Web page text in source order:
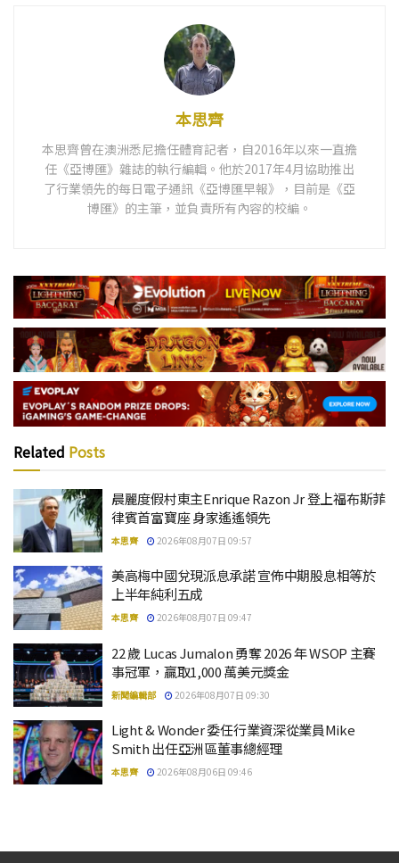
本思齊
本思齊曾在澳洲悉尼擔任體育記者，自2016年以來一直擔
任《亞博匯》雜誌的執行編輯。他於2017年4月協助推出
了行業領先的每日電子通訊《亞博匯早報》，目前是《亞
博匯》的主筆，並負責所有內容的校編。
Related Posts
晨麗度假村東主Enrique Razon Jr 登上福布斯菲
律賓首富寶座 身家遙遙領先
本思齊 2026年08月07日 09:57
美高梅中國兌現派息承諾 宣佈中期股息相等於
上半年純利五成
本思齊 2026年08月07日 09:47
22 歲 Lucas Jumalon 勇奪 2026 年 WSOP 主賽
事冠軍，贏取1,000 萬美元獎金
新聞編輯部 2026年08月07日 09:30
Light & Wonder 委任行業資深從業員Mike
Smith 出任亞洲區董事總經理
本思齊 2026年08月06日 09:46